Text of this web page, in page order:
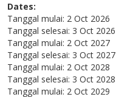
Dates:
Tanggal mulai: 2 Oct 2026
Tanggal selesai: 3 Oct 2026
Tanggal mulai: 2 Oct 2027
Tanggal selesai: 3 Oct 2027
Tanggal mulai: 2 Oct 2028
Tanggal selesai: 3 Oct 2028
Tanggal mulai: 2 Oct 2029